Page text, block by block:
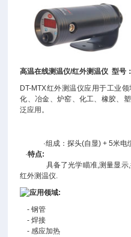
高温在线测温仪/红外测温仪 型号
DT-MTX红外测温仪应用于工业
化、冶金、炉窑、化工、橡胶、
泛应用。
·组成：探头(自显) + 5米电缆
·特点:
具备了光学瞄准,测量显示,控
红外测温仪.
应用领域:
- 钢管
- 焊接
- 感应加热